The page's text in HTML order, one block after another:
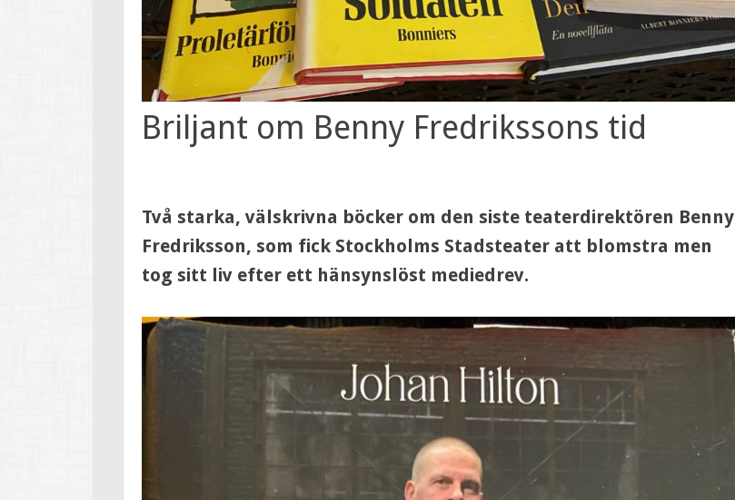
Briljant om Benny Fredrikssons tid
Två starka, välskrivna böcker om den siste teaterdirektören Benny
Fredriksson, som fick Stockholms Stadsteater att blomstra men
tog sitt liv efter ett hänsynslöst mediedrev.